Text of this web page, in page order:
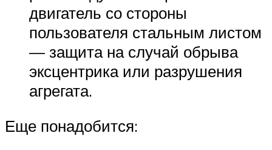
двигатель со стороны
пользователя стальным листом
— защита на случай обрыва
эксцентрика или разрушения
агрегата.
Еще понадобится: